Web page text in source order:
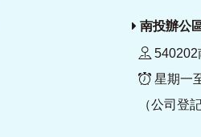
南投辦公
540202
星期一
（公司登